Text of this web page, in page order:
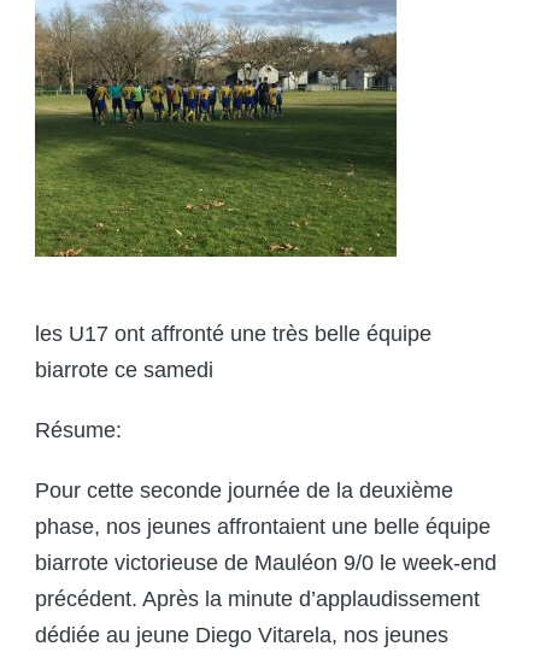
les U17 ont affronté une très belle équipe
biarrote ce samedi
Résume:
Pour cette seconde journée de la deuxième
phase, nos jeunes affrontaient une belle équipe
biarrote victorieuse de Mauléon 9/0 le week-end
précédent. Après la minute d’applaudissement
dédiée au jeune Diego Vitarela, nos jeunes